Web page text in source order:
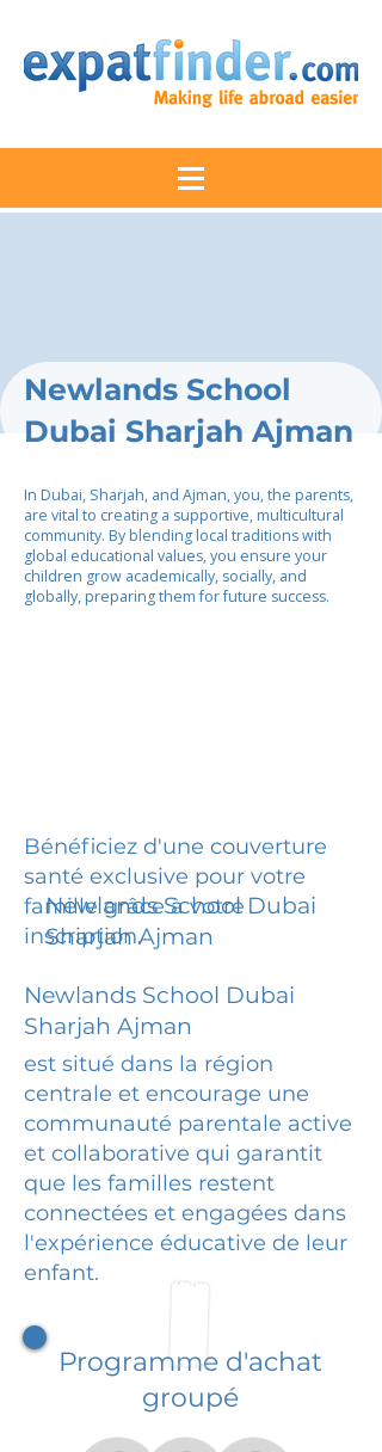
Newlands School
Dubai Sharjah Ajman
In Dubai, Sharjah, and Ajman, you, the parents,
are vital to creating a supportive, multicultural
community. By blending local traditions with
global educational values, you ensure your
children grow academically, socially, and
globally, preparing them for future success.
Bénéficiez d'une couverture
santé exclusive pour votre
famille grâce à votre
inscription.
Newlands School Dubai
Sharjah Ajman
Newlands School Dubai
Sharjah Ajman
est situé dans la région
centrale et encourage une
communauté parentale active
et collaborative qui garantit
que les familles restent
connectées et engagées dans
l'expérience éducative de leur
enfant.
Programme d'achat
groupé